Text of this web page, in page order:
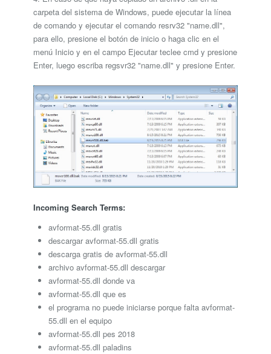
carpeta del sistema de Windows, puede ejecutar la línea
de comando y ejecutar el comando resrv32 "name.dll",
para ello, presione el botón de inicio o haga clic en el
menú Inicio y en el campo Ejecutar teclee cmd y presione
Enter, luego escriba regsvr32 "name.dll" y presione Enter.
Incoming Search Terms:
avformat-55.dll gratis
descargar avformat-55.dll gratis
descarga gratis de avformat-55.dll
archivo avformat-55.dll descargar
avformat-55.dll donde va
avformat-55.dll que es
el programa no puede iniciarse porque falta avformat-
55.dll en el equipo
avformat-55.dll pes 2018
avformat-55.dll paladins